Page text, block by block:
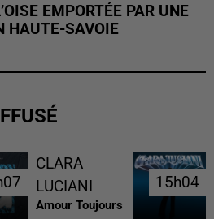
EMPORTÉE PAR UNE
HAUTE-SAVOIE
CLARA
LUCIANI
Amour Toujours
15h04
15h04